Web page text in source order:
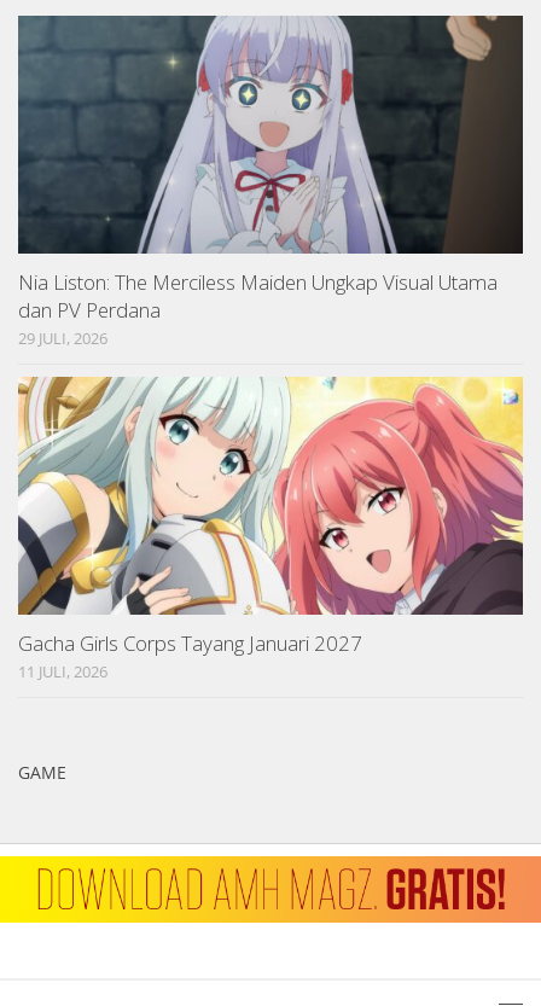
Nia Liston: The Merciless Maiden Ungkap Visual Utama
dan PV Perdana
29 JULI, 2026
Gacha Girls Corps Tayang Januari 2027
11 JULI, 2026
GAME